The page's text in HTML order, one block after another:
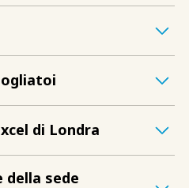
di Londra
della sede